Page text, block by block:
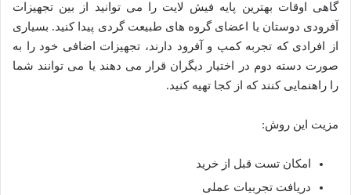
گاهی اوقات بهترین پایه فیش لایت را می توانید از بین تجهیزات
آفرودی دوستان یا اعضای گروه های طبیعت گردی پیدا کنید. بسیاری
از افرادی که تجربه کمپ و آفرود دارند، تجهیزات اضافی خود را به
صورت دسته دوم در اختیار دیگران قرار می دهند یا می توانند شما
را راهنمایی کنند که از کجا تهیه کنید.
مزیت این روش:
امکان تست قبل از خرید
دریافت تجربیات عملی